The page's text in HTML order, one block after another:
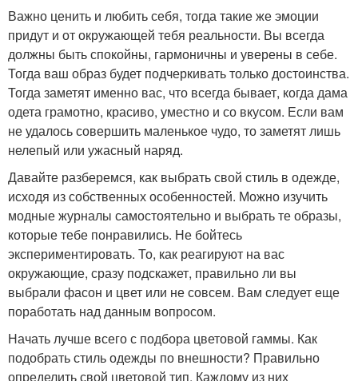
Важно ценить и любить себя, тогда такие же эмоции
придут и от окружающей тебя реальности. Вы всегда
должны быть спокойны, гармоничны и уверены в себе.
Тогда ваш образ будет подчеркивать только достоинства.
Тогда заметят именно вас, что всегда бывает, когда дама
одета грамотно, красиво, уместно и со вкусом. Если вам
не удалось совершить маленькое чудо, то заметят лишь
нелепый или ужасный наряд.
Давайте разберемся, как выбрать свой стиль в одежде,
исходя из собственных особенностей. Можно изучить
модные журналы самостоятельно и выбрать те образы,
которые тебе понравились. Не бойтесь
экспериментировать. То, как реагируют на вас
окружающие, сразу подскажет, правильно ли вы
выбрали фасон и цвет или не совсем. Вам следует еще
поработать над данным вопросом.
Начать лучше всего с подбора цветовой гаммы. Как
подобрать стиль одежды по внешности? Правильно
определить свой цветовой тип. Каждому из них